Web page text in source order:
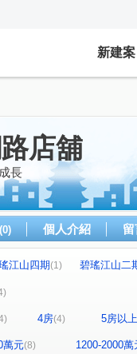
新建案
店舖
長
(0) 個人介紹
江山四期(1)
碧瑤江山二
正南路 (1) (1)
街(1) 大觀路三段 (1)
4房(4) 5房以上
萬元(8) 1200-2000萬